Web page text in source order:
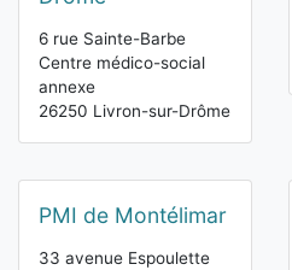
6 rue Sainte-Barbe
Centre médico-social
annexe
26250 Livron-sur-Drôme
PMI de Montélimar
33 avenue Espoulette